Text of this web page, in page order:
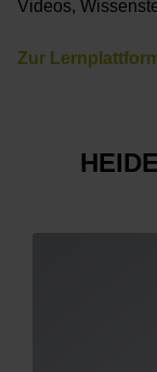
Videos,
Zur